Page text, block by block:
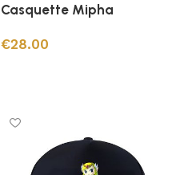
Casquette Mipha
€28.00